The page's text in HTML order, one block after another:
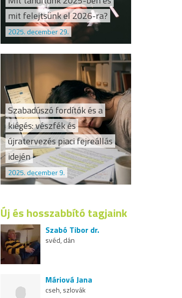
mit felejtsünk el 2026-ra?
2025. december 29.
Szabadúszó fordítók és a
kiégés: vészfék és
újratervezés piaci fejreállás
idején
2025. december 9.
Új és hosszabbító tagjaink
Szabó Tibor dr.
svéd, dán
Máriová Jana
cseh, szlovák